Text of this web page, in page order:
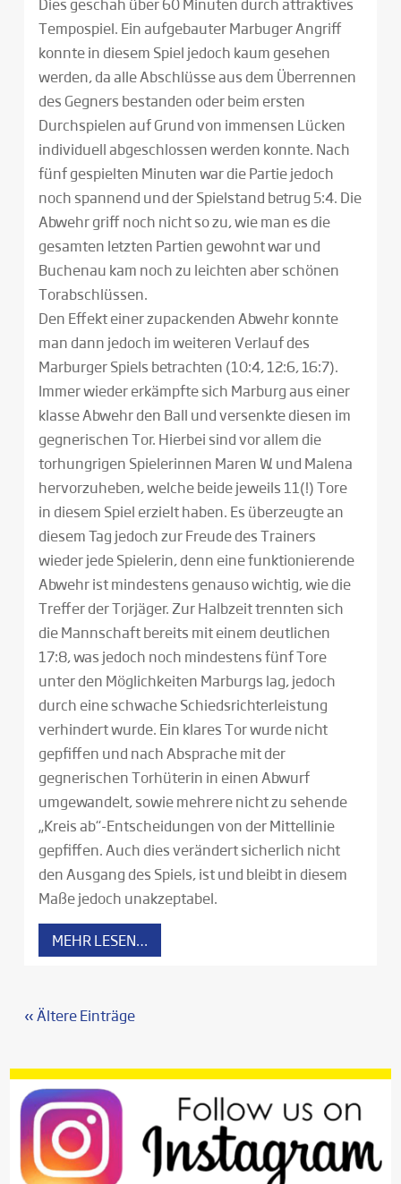
Tempospiel. Ein aufgebauter Marbuger Angriff
konnte in diesem Spiel jedoch kaum gesehen
werden, da alle Abschlüsse aus dem Überrennen
des Gegners bestanden oder beim ersten
Durchspielen auf Grund von immensen Lücken
individuell abgeschlossen werden konnte. Nach
fünf gespielten Minuten war die Partie jedoch
noch spannend und der Spielstand betrug 5:4. Die
Abwehr griff noch nicht so zu, wie man es die
gesamten letzten Partien gewohnt war und
Buchenau kam noch zu leichten aber schönen
Torabschlüssen.
Den Effekt einer zupackenden Abwehr konnte
man dann jedoch im weiteren Verlauf des
Marburger Spiels betrachten (10:4, 12:6, 16:7).
Immer wieder erkämpfte sich Marburg aus einer
klasse Abwehr den Ball und versenkte diesen im
gegnerischen Tor. Hierbei sind vor allem die
torhungrigen Spielerinnen Maren W. und Malena
hervorzuheben, welche beide jeweils 11(!) Tore
in diesem Spiel erzielt haben. Es überzeugte an
diesem Tag jedoch zur Freude des Trainers
wieder jede Spielerin, denn eine funktionierende
Abwehr ist mindestens genauso wichtig, wie die
Treffer der Torjäger. Zur Halbzeit trennten sich
die Mannschaft bereits mit einem deutlichen
17:8, was jedoch noch mindestens fünf Tore
unter den Möglichkeiten Marburgs lag, jedoch
durch eine schwache Schiedsrichterleistung
verhindert wurde. Ein klares Tor wurde nicht
gepfiffen und nach Absprache mit der
gegnerischen Torhüterin in einen Abwurf
umgewandelt, sowie mehrere nicht zu sehende
„Kreis ab“-Entscheidungen von der Mittellinie
gepfiffen. Auch dies verändert sicherlich nicht
den Ausgang des Spiels, ist und bleibt in diesem
Maße jedoch unakzeptabel.
MEHR LESEN…
« Ältere Einträge